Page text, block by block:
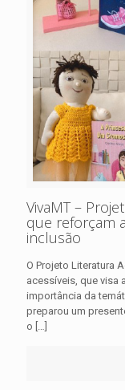
VivaMT –
que reforçam
inclusão
O Projeto Literatura
acessíveis, que visa
importância da
preparou um
o […]